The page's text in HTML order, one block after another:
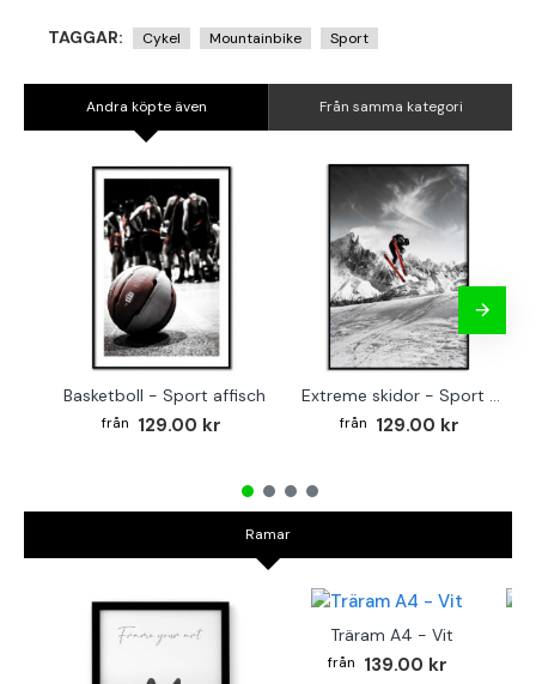
TAGGAR: Cykel Mountainbike Sport
Andra köpte även Från samma kategori
Basketboll - Sport affisch
129.00 kr
Extreme skidor - Sport poster
129.00 kr
Ramar
Träram A4 - Vit
139.00 kr